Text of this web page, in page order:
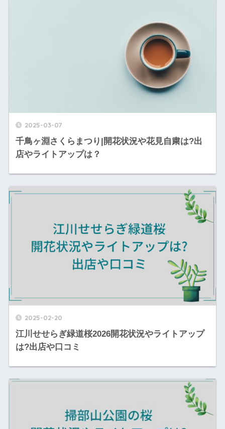
2025-03-07
千鳥ヶ淵さくらまつり|開花状況や花見自粛は?出
店やライトアップは？
2025-02-20
江川せせらぎ緑道桜2026開花状況やライトアップ
は?出店や口コミ